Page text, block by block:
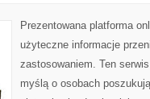
Prezentowana platforma
użyteczne informacje
zastosowaniem. Ten
myślą o osobach